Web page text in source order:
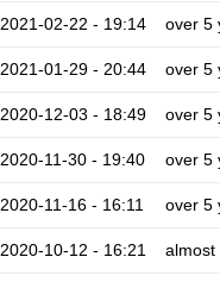
2021-02-22 - 19:14 over 5
2021-01-29 - 20:44 over 5
2020-12-03 - 18:49 over 5
2020-11-30 - 19:40 over 5
2020-11-16 - 16:11 over 5
2020-10-12 - 16:21 almost